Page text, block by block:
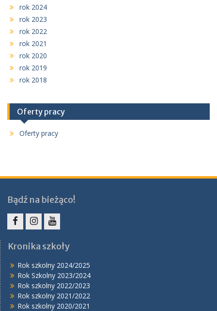
rok 2024
rok 2023
rok 2022
rok 2021
rok 2020
rok 2019
rok 2018
Oferty pracy
Oferty pracy
Bądź na bieżąco!
Kronika szkoły
Rok szkolny 2024/2025
Rok Szkolny 2023/2024
Rok szkolny 2022/2023
Rok szkolny 2021/2022
Rok szkolny 2020/2021